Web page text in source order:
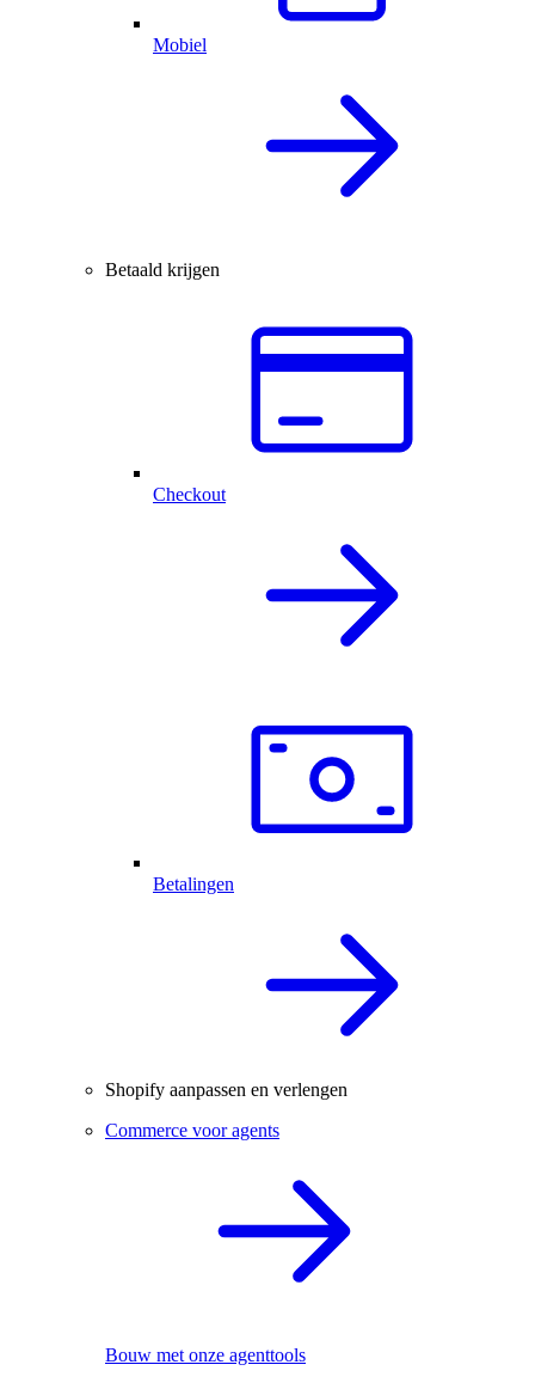
Mobiel
Betaald krijgen
Checkout
Betalingen
Shopify aanpassen en verlengen
Commerce voor agents
Bouw met onze agenttools